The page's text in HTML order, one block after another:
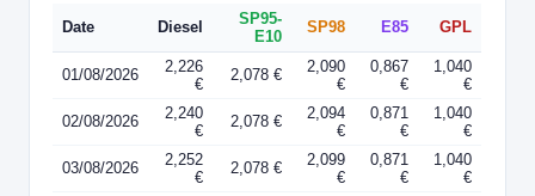
Date Diesel
SP95-
E10
SP98 E85 GPL
01/08/2026
2,226
€
2,078 €
2,090
€
0,867
€
1,040
€
02/08/2026
2,240
€
2,078 €
2,094
€
0,871
€
1,040
€
03/08/2026
2,252
€
2,078 €
2,099
€
0,871
€
1,040
€